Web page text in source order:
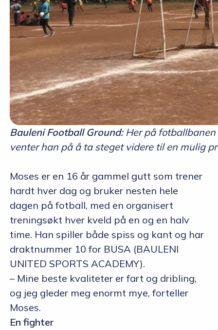
Bauleni Football Ground:Her på fotballbanen
venter han på å ta steget videre til en mulig
Moses er en 16 år gammel gutt som trener
hardt hver dag og bruker nesten hele
dagen på fotball, med en organisert
treningsøkt hver kveld på en og en halv
time. Han spiller både spiss og kant og har
draktnummer 10 for BUSA (BAULENI
UNITED SPORTS ACADEMY).
– Mine beste kvaliteter er fart og dribling,
og jeg gleder meg enormt mye, forteller
Moses.
En fighter